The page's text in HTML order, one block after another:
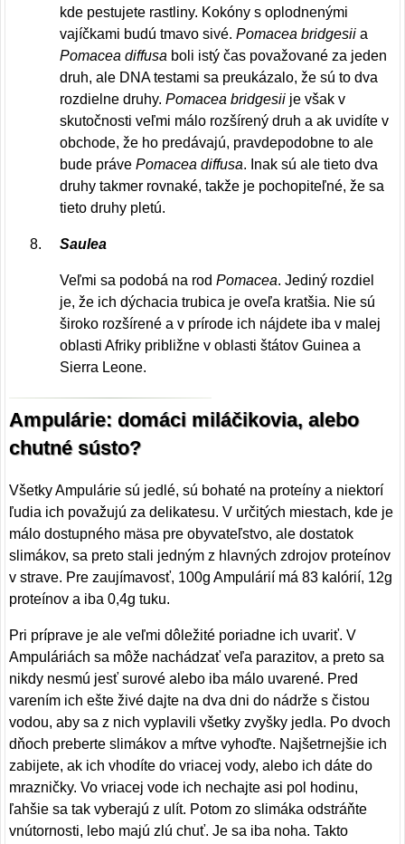
kde pestujete rastliny. Kokóny s oplodnenými
vajíčkami budú tmavo sivé.Pomacea bridgesii a
Pomacea diffusa boli istý čas považované za jeden
druh, ale DNA testami sa preukázalo, že sú to dva
rozdielne druhy.Pomacea bridgesii je však v
skutočnosti veľmi málo rozšírený druh a ak uvidíte v
obchode, že ho predávajú, pravdepodobne to ale
bude právePomacea diffusa. Inak sú ale tieto dva
druhy takmer rovnaké, takže je pochopiteľné, že sa
tieto druhy pletú.
Saulea
Veľmi sa podobá na rodPomacea. Jediný rozdiel
je, že ich dýchacia trubica je oveľa kratšia. Nie sú
široko rozšírené a v prírode ich nájdete iba v malej
oblasti Afriky približne v oblasti štátov Guinea a
Sierra Leone.
Ampulárie: domáci miláčikovia, alebo
chutné sústo?
Všetky Ampulárie sú jedlé, sú bohaté na proteíny a niektorí
ľudia ich považujú za delikatesu. V určitých miestach, kde je
málo dostupného mäsa pre obyvateľstvo, ale dostatok
slimákov, sa preto stali jedným z hlavných zdrojov proteínov
v strave. Pre zaujímavosť, 100g Ampulárií má 83 kalórií, 12g
proteínov a iba 0,4g tuku.
Pri príprave je ale veľmi dôležité poriadne ich uvariť. V
Ampuláriách sa môže nachádzať veľa parazitov, a preto sa
nikdy nesmú jesť surové alebo iba málo uvarené. Pred
varením ich ešte živé dajte na dva dni do nádrže s čistou
vodou, aby sa z nich vyplavili všetky zvyšky jedla. Po dvoch
dňoch preberte slimákov a mŕtve vyhoďte. Najšetrnejšie ich
zabijete, ak ich vhodíte do vriacej vody, alebo ich dáte do
mrazničky. Vo vriacej vode ich nechajte asi pol hodinu,
ľahšie sa tak vyberajú z ulít. Potom zo slimáka odstráňte
vnútornosti, lebo majú zlú chuť. Je sa iba noha. Takto